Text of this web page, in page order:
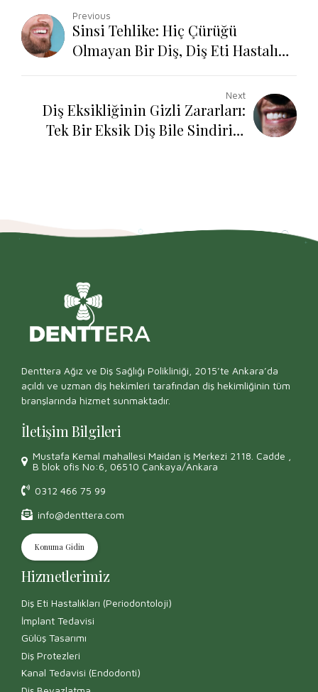
Previous
Sinsi Tehlike: Hiç Çürüğü
Olmayan Bir Diş, Diş Eti Hastalığı
Next
Diş Eksikliğinin Gizli Zararları:
Tek Bir Eksik Diş Bile Sindirim
Denttera Ağız ve Diş Sağlığı Polikliniği, 2015’te Ankara’da
açıldı ve uzman diş hekimleri tarafından diş hekimliğinin tüm
branşlarında hizmet sunmaktadır.
İletişim Bilgileri
Mustafa Kemal mahallesi Maidan iş Merkezi 2118. Cadde ,
B blok ofis No:6, 06510 Çankaya/Ankara
0312 466 75 99
info@denttera.com
Konuma Gidin
Hizmetlerimiz
Diş Eti Hastalıkları (Periodontoloji)
İmplant Tedavisi
Gülüş Tasarımı
Diş Protezleri
Kanal Tedavisi (Endodonti)